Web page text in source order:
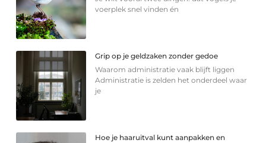
voerplek snel vinden én
Grip op je geldzaken zonder gedoe
Waarom administratie vaak blijft liggen
Administratie is zelden het onderdeel waar
je
Hoe je haaruitval kunt aanpakken en